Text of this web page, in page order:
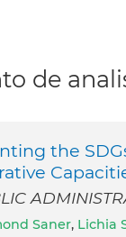
de
the
Saner, Lichia